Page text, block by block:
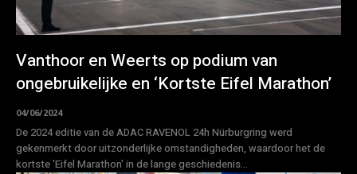
Vanthoor en Weerts op podium van
ongebruikelijke en ‘Kortste Eifel Marathon’
04/06/2024
De 2024 editie van de ADAC RAVENOL 24h Nürburgring werd
gekenmerkt door uitzonderlijke omstandigheden, waardoor het de
kortste 'Eifel Marathon' in de lange geschiedenis...